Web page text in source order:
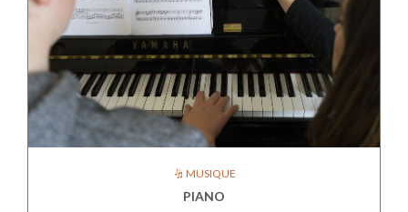
MUSIQUE
PIANO